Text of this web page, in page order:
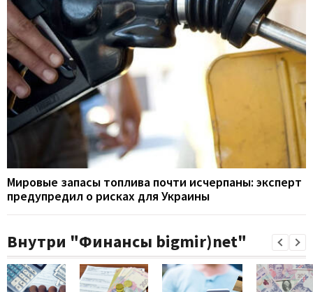
Мировые запасы топлива почти исчерпаны: эксперт
предупредил о рисках для Украины
Внутри "Финансы bigmir)net"